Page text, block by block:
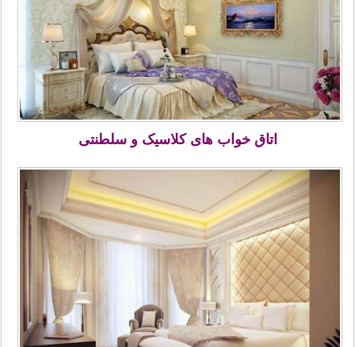
اتاق خواب های کلاسیک و سلطنتی